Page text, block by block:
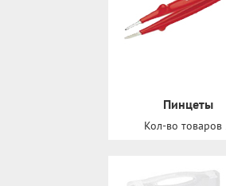
Пинцеты
Кол-во товаров